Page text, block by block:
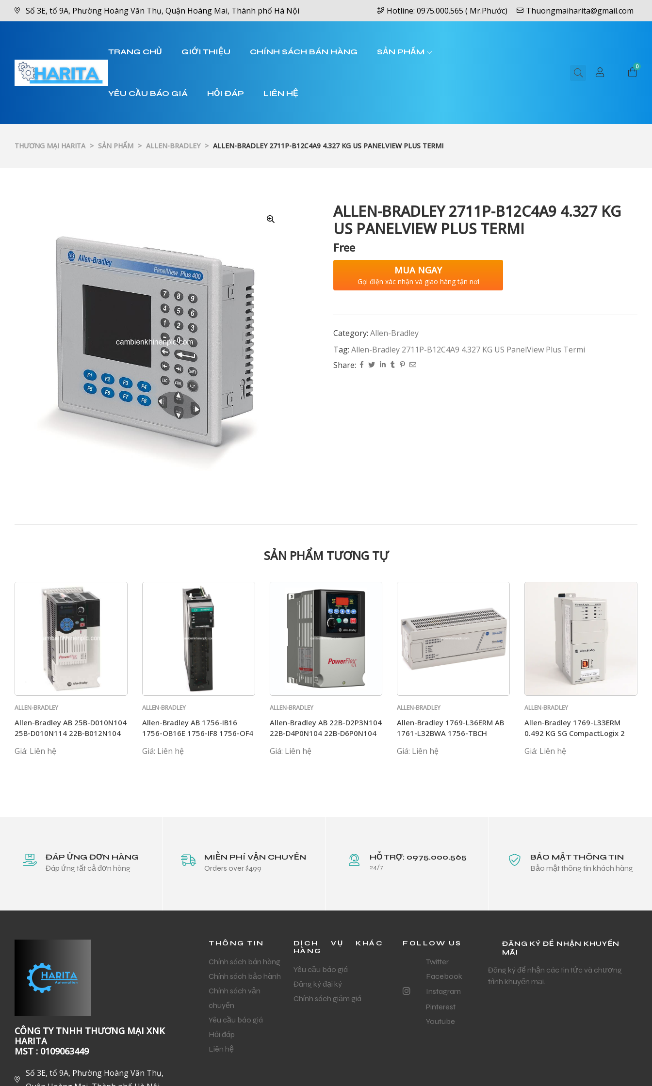
Số 3E, tổ 9A, Phường Hoàng Văn Thụ, Quận Hoàng Mai, Thành phố Hà Nội Hotline: 0975.000.565 ( Mr.Phước) Thuongmaiharita@gmail.com
TRANG CHỦ GIỚI THIỆU CHÍNH SÁCH BÁN HÀNG SẢN PHẨM
YÊU CẦU BÁO GIÁ HỎI ĐÁP LIÊN HỆ
0
THƯƠNG MẠI HARITA > SẢN PHẨM > ALLEN-BRADLEY > ALLEN-BRADLEY 2711P-B12C4A9 4.327 KG US PANELVIEW PLUS TERMI
ALLEN-BRADLEY 2711P-B12C4A9 4.327 KG
US PANELVIEW PLUS TERMI
Free
MUA NGAY
Gọi điện xác nhận và giao hàng tận nơi
Category: Allen-Bradley
Tag: Allen-Bradley 2711P-B12C4A9 4.327 KG US PanelView Plus Termi
Share:
SẢN PHẨM TƯƠNG TỰ
ALLEN-BRADLEY
Allen-Bradley AB 25B-D010N104
25B-D010N114 22B-B012N104
Giá: Liên hệ
ALLEN-BRADLEY
Allen-Bradley AB 1756-IB16
1756-OB16E 1756-IF8 1756-OF4
Giá: Liên hệ
ALLEN-BRADLEY
Allen-Bradley AB 22B-D2P3N104
22B-D4P0N104 22B-D6P0N104
Giá: Liên hệ
ALLEN-BRADLEY
Allen-Bradley 1769-L36ERM AB
1761-L32BWA 1756-TBCH
Giá: Liên hệ
ALLEN-BRADLEY
Allen-Bradley 1769-L33ERM
0.492 KG SG CompactLogix 2
Giá: Liên hệ
ĐÁP ỨNG ĐƠN HÀNG
Đáp ứng tất cả đơn hàng
MIỄN PHÍ VẬN CHUYỂN
Orders over $499
HỖ TRỢ: 0975.000.565
24/7
BẢO MẬT THÔNG TIN
Bảo mật thông tin khách hàng
CÔNG TY TNHH THƯƠNG MẠI XNK
HARITA
MST : 0109063449
Số 3E, tổ 9A, Phường Hoàng Văn Thụ,
THÔNG TIN
Chính sách bán hàng
Chính sách bảo hành
Chính sách vận
chuyển
Yêu cầu báo giá
Hỏi đáp
Liên hệ
DỊCH VỤ KHÁC
HÀNG
Yêu cầu báo giá
Đăng ký đại ký
Chính sách giảm giá
FOLLOW US
Twitter
Facebook
Instagram
Pinterest
Youtube
ĐĂNG KÝ ĐỂ NHẬN KHUYẾN
MÃI
Đăng ký để nhận các tin tức và chương
trình khuyến mại.